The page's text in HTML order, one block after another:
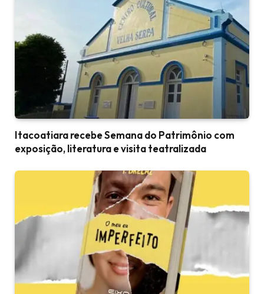
Itacoatiara recebe Semana do Patrimônio com
exposição, literatura e visita teatralizada